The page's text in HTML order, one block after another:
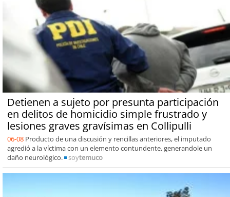
Detienen a sujeto por presunta participación
en delitos de homicidio simple frustrado y
lesiones graves gravísimas en Collipulli
06-08 Producto de una discusión y rencillas anteriores, el imputado
agredió a la víctima con un elemento contundente, generandole un
daño neurológico.
soytemuco